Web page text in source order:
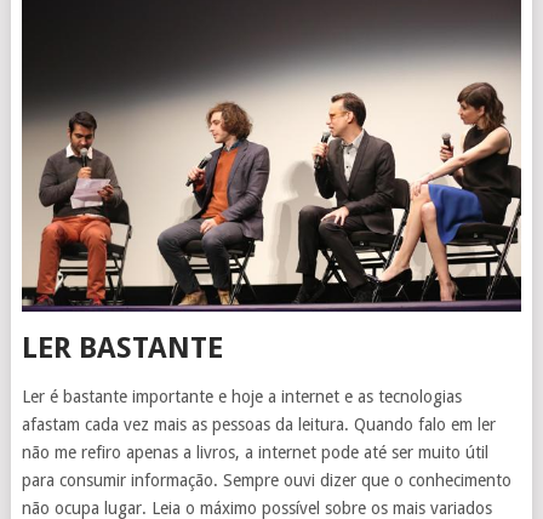
LER BASTANTE
Ler é bastante importante e hoje a internet e as tecnologias
afastam cada vez mais as pessoas da leitura. Quando falo em ler
não me refiro apenas a livros, a internet pode até ser muito útil
para consumir informação. Sempre ouvi dizer que o conhecimento
não ocupa lugar. Leia o máximo possível sobre os mais variados